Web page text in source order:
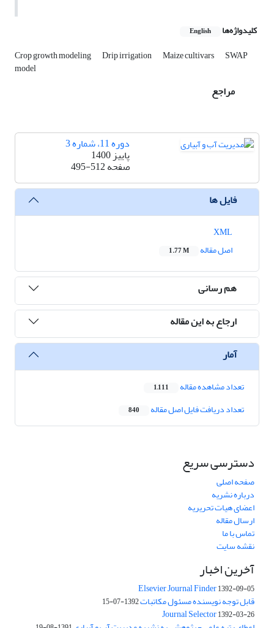
کلیدواژه‌ها English
Crop growth modeling Drip irrigation Maize cultivars SWAP
model
مراجع
دوره 11، شماره 3
پاییز 1400
صفحه495-512
فایل ها
اصل مقاله
1.77 M
هم رسانی
ارجاع به این مقاله
آمار
تعداد مشاهده مقاله 1,111
تعداد دریافت فایل اصل مقاله 840
دسترسی سریع
صفحه اصلی
درباره نشریه
اعضای هیات تحریریه
ارسال مقاله
تماس با ما
نقشه سایت
آخرین اخبار
Elsevier Journal Finder1392-09-05
قابل توجه نویسنده مسئول مکاتبات1392-07-15
Journal Selector1392-03-26